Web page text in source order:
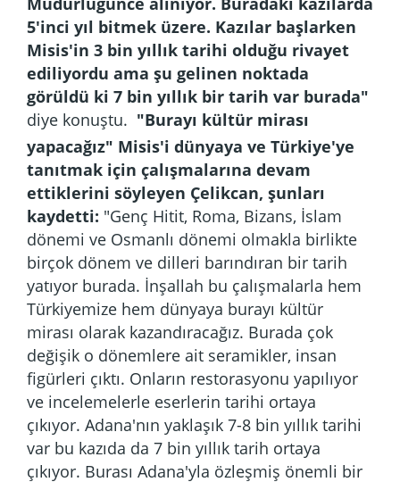
5'inci yıl bitmek üzere. Kazılar başlarken
Misis'in 3 bin yıllık tarihi olduğu rivayet
ediliyordu ama şu gelinen noktada
görüldü ki 7 bin yıllık bir tarih var burada"
diye konuştu. "Burayı kültür mirası
yapacağız" Misis'i dünyaya ve Türkiye'ye
tanıtmak için çalışmalarına devam
ettiklerini söyleyen Çelikcan, şunları
kaydetti: "Genç Hitit, Roma, Bizans, İslam
dönemi ve Osmanlı dönemi olmakla birlikte
birçok dönem ve dilleri barındıran bir tarih
yatıyor burada. İnşallah bu çalışmalarla hem
Türkiyemize hem dünyaya burayı kültür
mirası olarak kazandıracağız. Burada çok
değişik o dönemlere ait seramikler, insan
figürleri çıktı. Onların restorasyonu yapılıyor
ve incelemelerle eserlerin tarihi ortaya
çıkıyor. Adana'nın yaklaşık 7-8 bin yıllık tarihi
var bu kazıda da 7 bin yıllık tarih ortaya
çıkıyor. Burası Adana'yla özleşmiş önemli bir